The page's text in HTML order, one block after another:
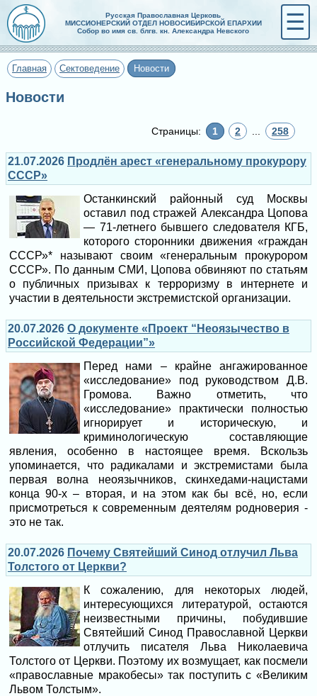
Русская Православная Церковь
МИССИОНЕРСКИЙ ОТДЕЛ НОВОСИБИРСКОЙ ЕПАРХИИ
Собор во имя св. блгв. кн. Александра Невского
☰
Главная Сектоведение Новости
Новости
Страницы: 1 2 258
21.07.2026 Продлён арест «генеральному прокурору
СССР»
Останкинский районный суд Москвы
оставил под стражей Александра Цопова
— 71-летнего бывшего следователя КГБ,
которого сторонники движения «граждан
СССР»* называют своим «генеральным прокурором
СССР». По данным СМИ, Цопова обвиняют по статьям
о публичных призывах к терроризму в интернете и
участии в деятельности экстремистской организации.
20.07.2026 О документе «Проект “Неоязычество в
Российской Федерации”»
Перед нами – крайне ангажированное
«исследование» под руководством Д.В.
Громова. Важно отметить, что
«исследование» практически полностью
игнорирует и историческую, и
криминологическую составляющие
явления, особенно в настоящее время. Вскользь
упоминается, что радикалами и экстремистами была
первая волна неоязычников, скинхедами-нацистами
конца 90-х – вторая, и на этом как бы всё, но, если
присмотреться к современным деятелям родноверия -
это не так.
20.07.2026 Почему Святейший Синод отлучил Льва
Толстого от Церкви?
К сожалению, для некоторых людей,
интересующихся литературой, остаются
неизвестными причины, побудившие
Святейший Синод Православной Церкви
отлучить писателя Льва Николаевича
Толстого от Церкви. Поэтому их возмущает, как посмели
«православные мракобесы» так поступить с «Великим
Львом Толстым».